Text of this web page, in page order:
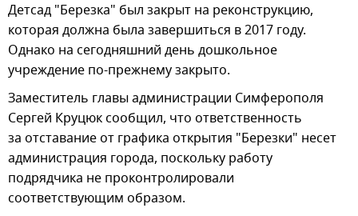
Детсад "Березка" был закрыт на реконструкцию,
которая должна была завершиться в 2017 году.
Однако на сегодняшний день дошкольное
учреждение по-прежнему закрыто.
Заместитель главы администрации Симферополя
Сергей Круцюк сообщил, что ответственность
за отставание от графика открытия "Березки" несет
администрация города, поскольку работу
подрядчика не проконтролировали
соответствующим образом.